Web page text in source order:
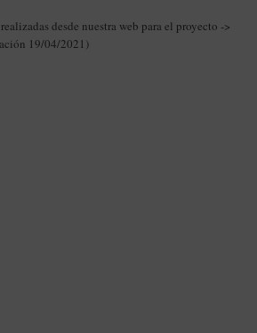
desde nuestra web para el proyecto ->
19/04/2021)